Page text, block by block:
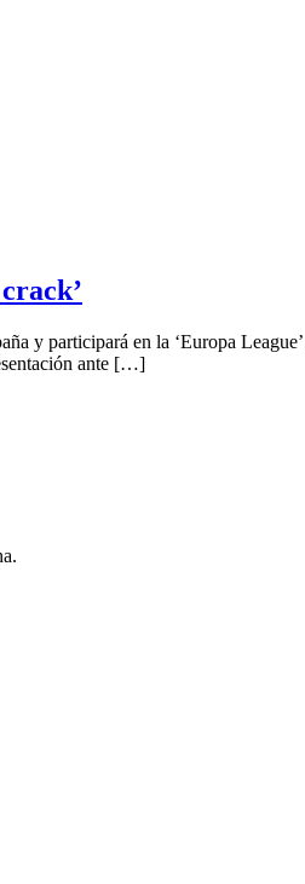
y participará en la ‘Europa
ante […]